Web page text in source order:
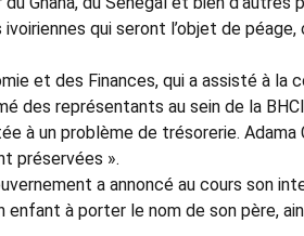
qui seront l’objet de
et des Finances, qui a assisté à la
des représentants au sein de la
à un problème de trésorerie.
préservées ».
a annoncé au cours son
enfant à porter le nom de son père,